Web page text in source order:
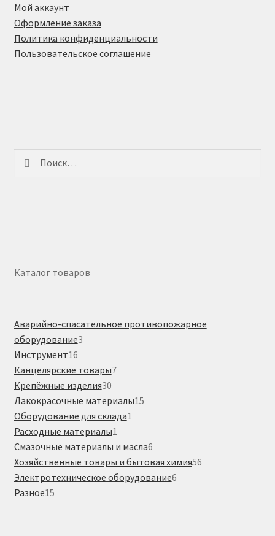
Мой аккаунт
Оформление заказа
Политика конфиденциальности
Пользовательское соглашение
Каталог товаров
Аварийно-спасательное противопожарное
оборудование33
Инструмент1616
товаров
Канцелярские товары77
Крепёжные изделия3030
товаров
Лакокрасочные материалы1515
Оборудование для склада1
Расходные материалы1
товар
Смазочные материалы и масла66
товаров
Хозяйственные товары и бытовая химия5656
Электротехническое оборудование66
Разное1515